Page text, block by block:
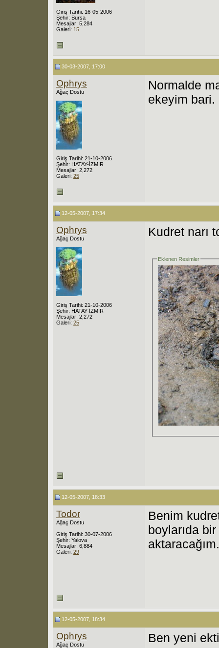
Giriş Tarihi: 16-05-2006
Şehir: Bursa
Mesajlar: 5,284
Galeri: 15
30-03-2007, 17:00
Ophrys
Ağaç Dostu
Giriş Tarihi: 21-10-2006
Şehir: HATAY-İZMİR
Mesajlar: 2,272
Galeri: 25
Normalde
ekeyim bari.
12-05-2007, 17:34
Ophrys
Ağaç Dostu
Giriş Tarihi: 21-10-2006
Şehir: HATAY-İZMİR
Mesajlar: 2,272
Galeri: 25
Kudret narı
Eklenen Resimler
12-05-2007, 18:33
Todor
Ağaç Dostu
Giriş Tarihi: 30-07-2006
Şehir: Yalova
Mesajlar: 6,884
Galeri: 29
Benim
boylarıda
aktaracağım.
12-05-2007, 18:34
Ophrys
Ağaç Dostu Ben yeni